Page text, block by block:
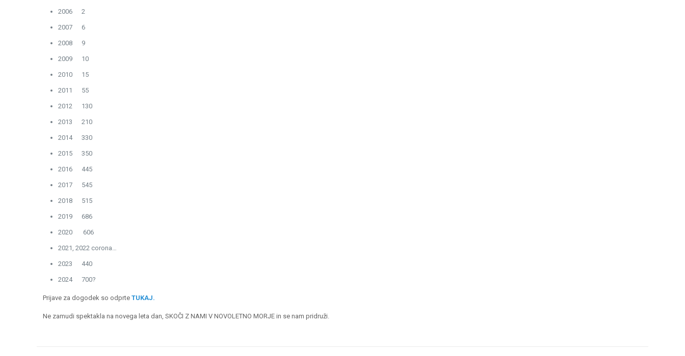
2006 2
2007 6
2008 9
2009 10
2010 15
2011 55
2012 130
2013 210
2014 330
2015 350
2016 445
2017 545
2018 515
2019 686
2020 606
2021, 2022 corona…
2023 440
2024 700?
Prijave za dogodek so odprte TUKAJ.
Ne zamudi spektakla na novega leta dan, SKOČI Z NAMI V NOVOLETNO MORJE in se nam pridruži.